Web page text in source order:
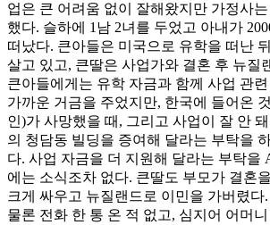
업은 큰 어려움 없이 잘해왔지만 가정사
했다. 슬하에 1남 2녀를 두었고 아내가
떠났다. 큰아들은 미국으로 유학을 떠난
살고 있고, 큰딸은 사업가와 결혼 후 뉴질
큰아들에게는 유학 자금과 함께 사업 관련
가까운 거금을 주었지만, 한국에 들어온
인)가 사망했을 때, 그리고 사업이 잘 안
의 청담동 빌딩을 증여해 달라는 부탁을
다. 사업 자금을 더 지원해 달라는 부탁을
에는 소식조차 없다. 큰딸도 부모가 결혼
크게 싸우고 뉴질랜드로 이민을 가버렸다
물론 전화 한 통 온 적 없고, 심지어 어머